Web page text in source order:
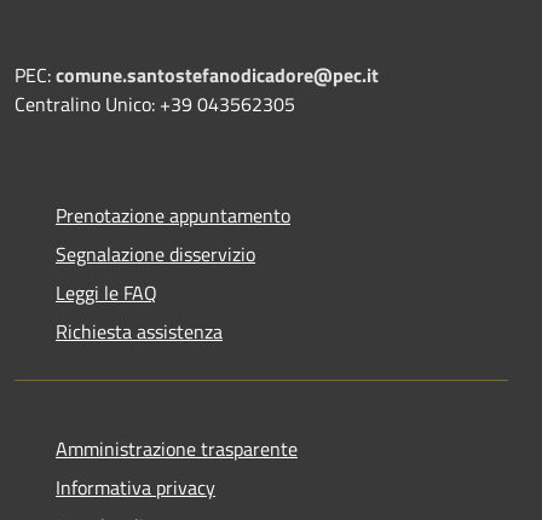
PEC:comune.santostefanodicadore@pec.it
Centralino Unico: +39 043562305
Prenotazione appuntamento
Segnalazione disservizio
Leggi le FAQ
Richiesta assistenza
Amministrazione trasparente
Informativa privacy